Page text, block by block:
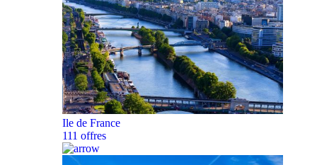
Ile de France
111 offres